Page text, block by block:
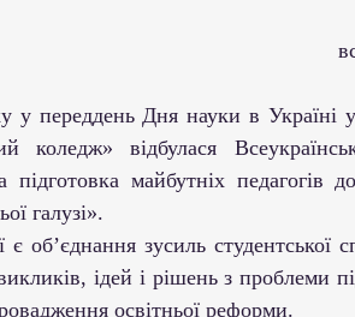
коледж» відбулася
підготовка майбутніх педагогів
галузі».
ідей і рішень з проблеми
освітньої реформи.